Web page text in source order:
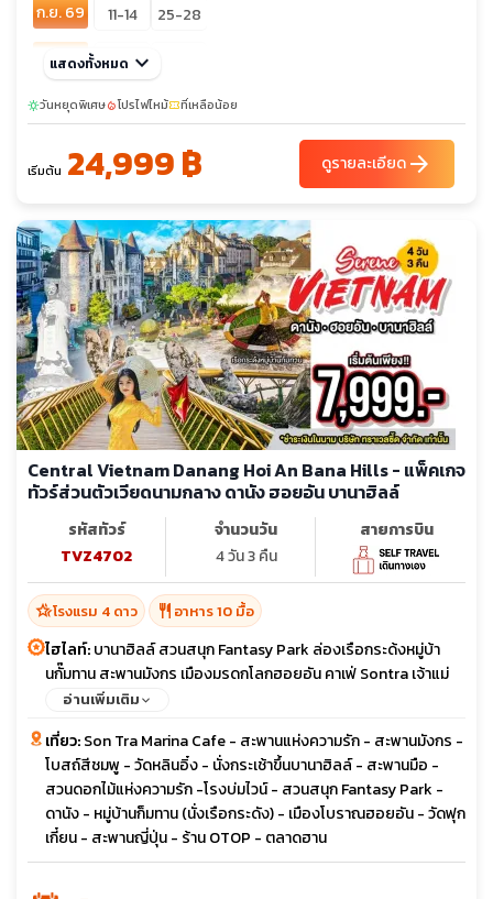
ก.ย. 69
11-14
25-28
ต.ค. 69
08-11
แสดงทั้งหมด keyboard_arrow_down
sunnyวันหยุดพิเศษlocal_fire_departmentโปรไฟไหม้confirmation_numberที่เหลือน้อย
เริ่มต้น 24,999 ฿ ดูรายละเอียดarrow_forward
Central Vietnam Danang Hoi An Bana Hills - แพ็คเกจ
ทัวร์ส่วนตัวเวียดนามกลาง ดานัง ฮอยอัน บานาฮิลล์
รหัสทัวร์
TVZ4702
จำนวนวัน
4 วัน 3 คืน
สายการบิน
hotel_classโรงแรม 4 ดาว restaurant อาหาร 10 มื้อ
ไฮไลท์:บานาฮิลล์ สวนสนุก Fantasy Park ล่องเรือกระด้งหมู่บ้า
นกั๊มทาน สะพานมังกร เมืองมรดกโลกฮอยอัน คาเฟ่ Sontra เจ้าแม่
กวนอิมวัดหลินอึ๋ง
อ่านเพิ่มเติม
เที่ยว:Son Tra Marina Cafe - สะพานแห่งความรัก - สะพานมังกร -
โบสถ์สีชมพู - วัดหลินอิ๋ง - นั่งกระเช้าขึ้นบานาฮิลล์ - สะพานมือ -
สวนดอกไม้แห่งความรัก -โรงบ่มไวน์ - สวนสนุก Fantasy Park -
ดานัง - หมู่บ้านก็มทาน (นั่งเรือกระดัง) - เมืองโบราณฮอยอัน - วัดฟุก
เกี๋ยน - สะพานญี่ปุ่น - ร้าน OTOP - ตลาดฮาน